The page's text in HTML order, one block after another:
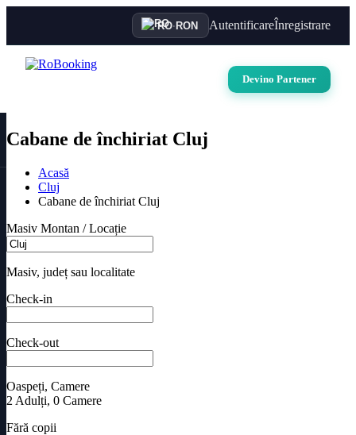
RO·RON AutentificareÎnregistrare
Devino Partener
Cabane de închiriat Cluj
Acasă
Cluj
Cabane de închiriat Cluj
Masiv Montan / Locație
Masiv, județ sau localitate
Check-in
Check-out
Oaspeți, Camere
2 Adulți, 0 Camere
Fără copii